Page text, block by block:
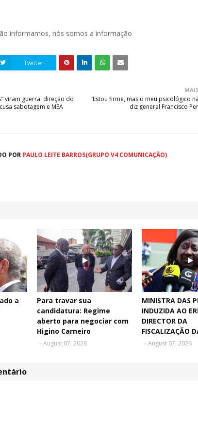
informamos, nós somos a informação
Twitter
‘Estou firme, mas o meu psicológico
diz general Francisco
viram guerra: direção do
sabotagem e MEA
POR PAULO LEITE BARROS(GRUPO V4 COMUNICAÇÃO)
a
Para travar sua
candidatura: Regime
aberto para negociar com
Higino Carneiro
- August 07, 2026
MINISTRA DAS
INDUZIDA AO
DIRECTOR DA
FISCALIZAÇÃO
- August 07, 2026